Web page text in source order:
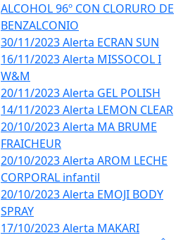
ALCOHOL 96º CON CLORURO DE
BENZALCONIO
30/11/2023 Alerta ECRAN SUN
16/11/2023 Alerta MISSOCOL I
W&M
20/11/2023 Alerta GEL POLISH
14/11/2023 Alerta LEMON CLEAR
20/10/2023 Alerta MA BRUME
FRAICHEUR
20/10/2023 Alerta AROM LECHE
CORPORAL infantil
20/10/2023 Alerta EMOJI BODY
SPRAY
17/10/2023 Alerta MAKARI